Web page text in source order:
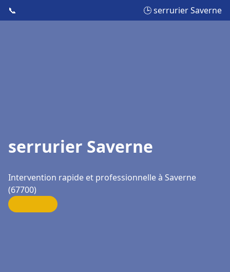
📞 🕒 serrurier Saverne
serrurier Saverne
Intervention rapide et professionnelle à Saverne
(67700)